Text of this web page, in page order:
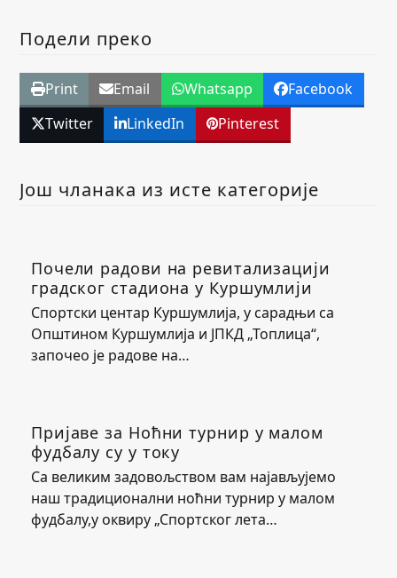
Подели преко
Print Email Whatsapp
Facebook
Twitter
LinkedIn Pinterest
Још чланака из исте категорије
Почели радови на ревитализацији
градског стадиона у Куршумлији
Спортски центар Куршумлија, у сарадњи са
Општином Куршумлија и ЈПКД „Топлица“,
започео је радове на…
Пријаве за Ноћни турнир у малом
фудбалу су у току
Са великим задовољством вам најављујемо
наш традиционални ноћни турнир у малом
фудбалу,у оквиру „Спортског лета…